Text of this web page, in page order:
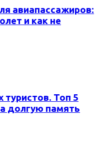
авиапассажиров:
и как не
Топ 5
долгую память